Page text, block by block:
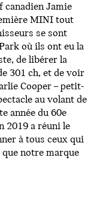
canadien Jamie
MINI tout
se sont
où ils ont eu la
de libérer la
301 ch, et de voir
Cooper – petit-
au volant de
année du 60e
2019 a réuni le
à tous ceux qui
notre marque